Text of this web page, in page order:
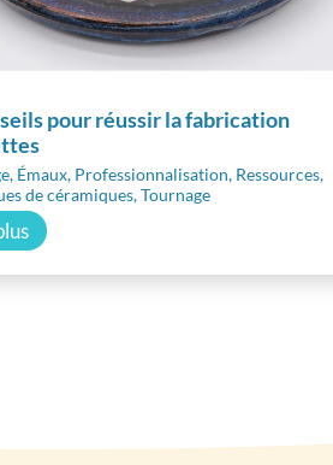
pour réussir la fabrication
, Émaux, Professionnalisation, Ressources,
de céramiques,Tournage